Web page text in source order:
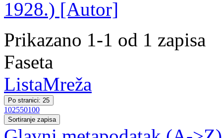
1928.) [Autor]
Prikazano 1-1 od 1 zapisa
Faseta
ListaMreža
Po stranici: 25
102550100
Sortiranje zapisa